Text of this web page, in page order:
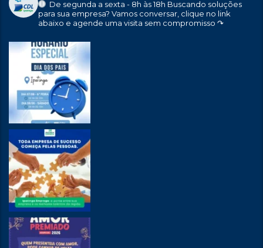
De segunda a sexta - 8h às 18h Buscando soluções
para sua empresa? Vamos conversar, clique no link
abaixo e agende uma visita sem compromisso ↷